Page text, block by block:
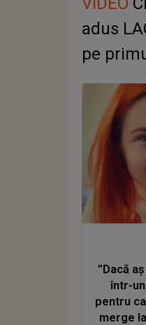
adus
pe
”Dacă
într-
pentru
merge